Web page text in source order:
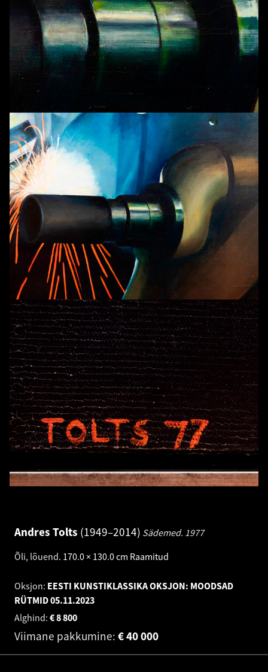
Andres Tolts 1949–2014 Sädemed. 1977
Õli, lõuend. 170.0 × 130.0 cm Raamitud
Oksjon: EESTI KUNSTIKLASSIKA OKSJON: MOODSAD
RÜTMID05.11.2023
Alghind:
8 800
€
Viimane pakkumine: 40 000
€